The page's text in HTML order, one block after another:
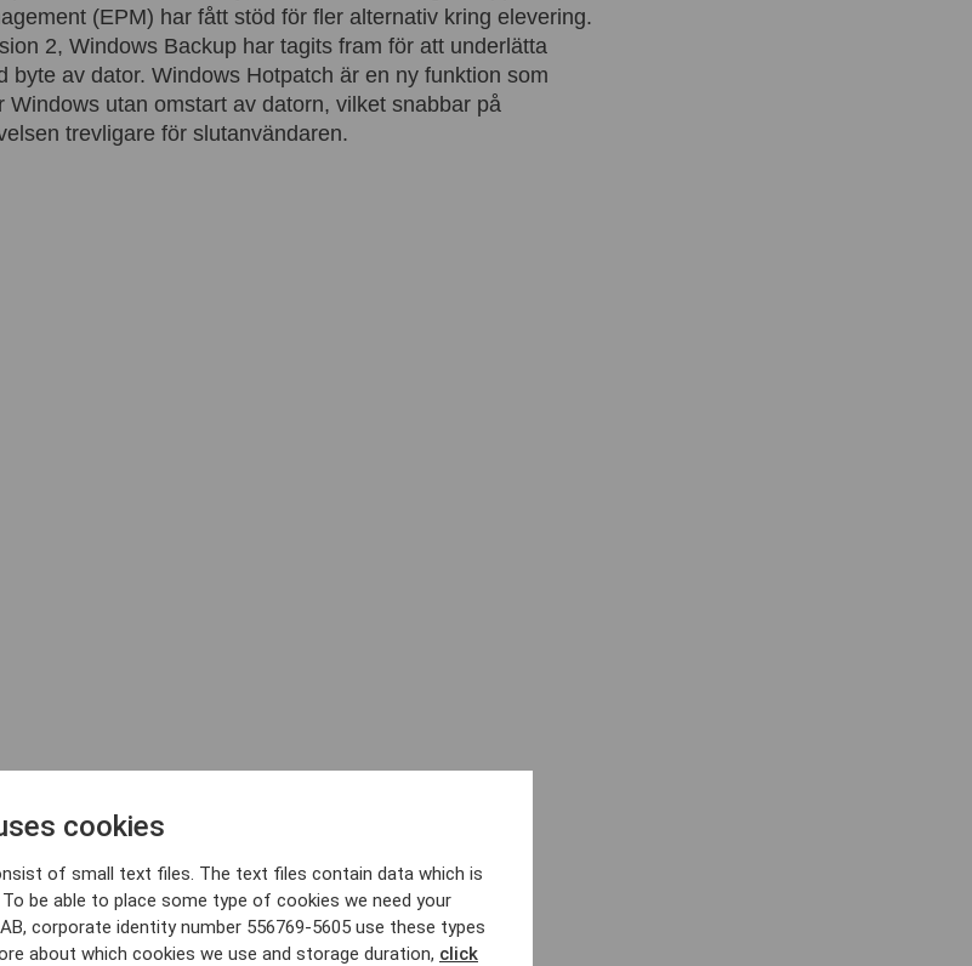
(EPM) har fått stöd för fler alternativ kring elevering.
2, Windows Backup har tagits fram för att underlätta
byte av dator. Windows Hotpatch är en ny funktion som
utan omstart av datorn, vilket snabbar på
trevligare för slutanvändaren.
cookies
of small text files. The text files contain data which is
be able to place some type of cookies we need your
corporate identity number 556769-5605 use these types
about which cookies we use and storage duration, click